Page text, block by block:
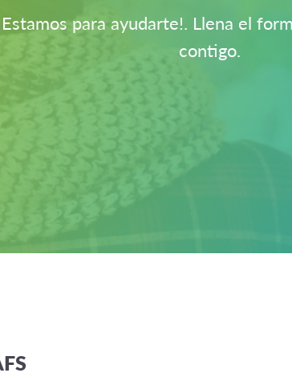
para ayudarte!. Llena el
contigo.